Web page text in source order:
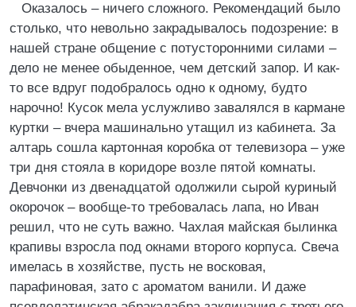
Оказалось – ничего сложного. Рекомендаций было
столько, что невольно закрадывалось подозрение: в
нашей стране общение с потусторонними силами –
дело не менее обыденное, чем детский запор. И как-
то все вдруг подобралось одно к одному, будто
нарочно! Кусок мела услужливо завалялся в кармане
куртки – вчера машинально утащил из кабинета. За
алтарь сошла картонная коробка от телевизора – уже
три дня стояла в коридоре возле пятой комнаты.
Девчонки из двенадцатой одолжили сырой куриный
окорочок – вообще-то требовалась лапа, но Иван
решил, что не суть важно. Чахлая майская былинка
крапивы взросла под окнами второго корпуса. Свеча
имелась в хозяйстве, пусть не восковая,
парафиновая, зато с ароматом ванили. И даже